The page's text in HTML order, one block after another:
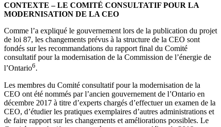
CONTEXTE – LE COMITÉ CONSULTATIF POUR LA
MODERNISATION DE LA CEO
Comme l’a expliqué le gouvernement lors de la publication du projet
de loi 87, les changements prévus à la structure de la CEO sont
fondés sur les recommandations du rapport final du Comité
consultatif pour la modernisation de la Commission de l’énergie de
l’Ontario6.
Les membres du Comité consultatif pour la modernisation de la
CEO ont été nommés par l’ancien gouvernement de l’Ontario en
décembre 2017 à titre d’experts chargés d’effectuer un examen de la
CEO, d’étudier les pratiques exemplaires d’autres administrations et
de faire rapport sur les changements et améliorations possibles. Le